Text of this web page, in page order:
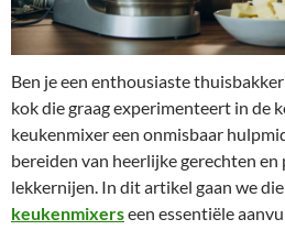
Ben je een enthousiaste
kok die graag experimenteert in de
keukenmixer een onmisbaar
bereiden van heerlijke gerechten en
lekkernijen. In dit artikel gaan we
keukenmixerseen essentiële